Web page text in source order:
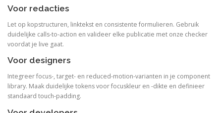
Voor redacties
Let op kopstructuren, linktekst en consistente formulieren. Gebruik
duidelijke calls-to-action en valideer elke publicatie met onze checker
voordat je live gaat.
Voor designers
Integreer focus-, target- en reduced-motion-varianten in je component
library. Maak duidelijke tokens voor focuskleur en -dikte en definieer
standaard touch-padding.